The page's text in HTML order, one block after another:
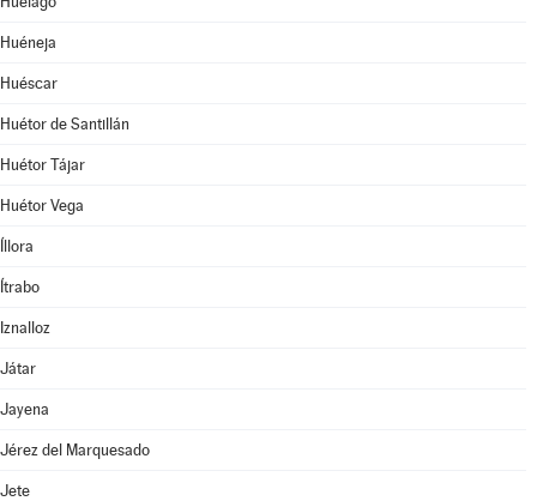
Huéneja
Huéscar
Huétor de Santillán
Huétor Tájar
Huétor Vega
Íllora
Ítrabo
Iznalloz
Játar
Jayena
Jérez del Marquesado
Jete